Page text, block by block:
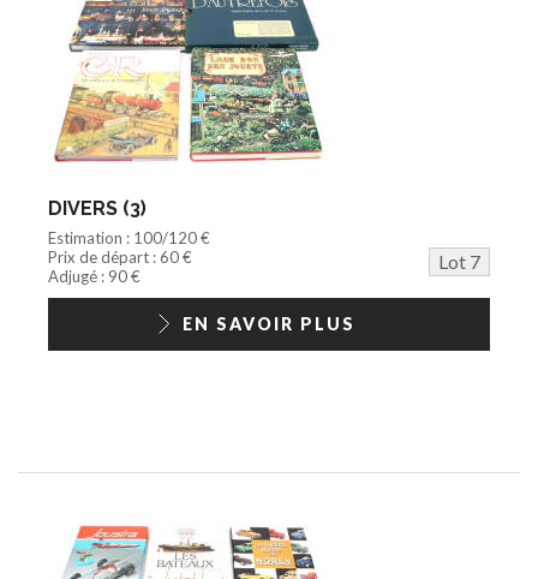
DIVERS (3)
Estimation : 100/120 €
Prix de départ : 60 €
Lot 7
Adjugé : 90 €
EN SAVOIR PLUS